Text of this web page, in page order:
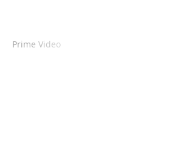
Prime Video